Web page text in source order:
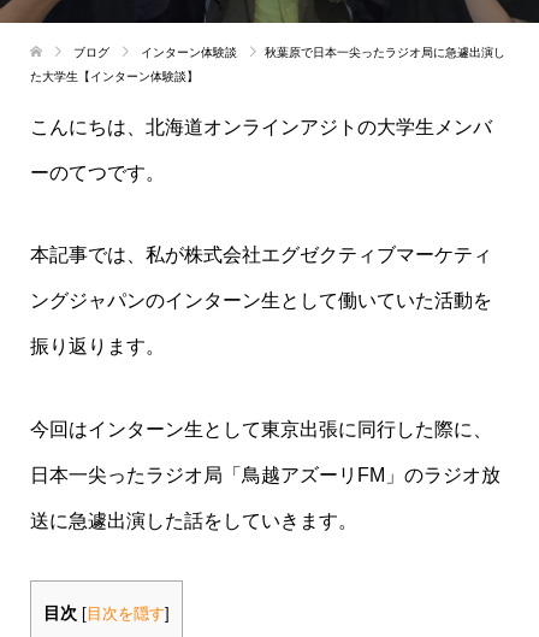
ブログ インターン体験談
秋葉原で日本一尖ったラジオ局に急遽出演し
た大学生【インターン体験談】
こんにちは、北海道オンラインアジトの大学生メンバ
ーのてつです。
本記事では、私が株式会社エグゼクティブマーケティ
ングジャパンのインターン生として働いていた活動を
振り返ります。
今回はインターン生として東京出張に同行した際に、
日本一尖ったラジオ局「鳥越アズーリFM」のラジオ放
送に急遽出演した話をしていきます。
目次 目次を隠す